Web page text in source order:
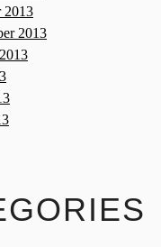
2013
2013